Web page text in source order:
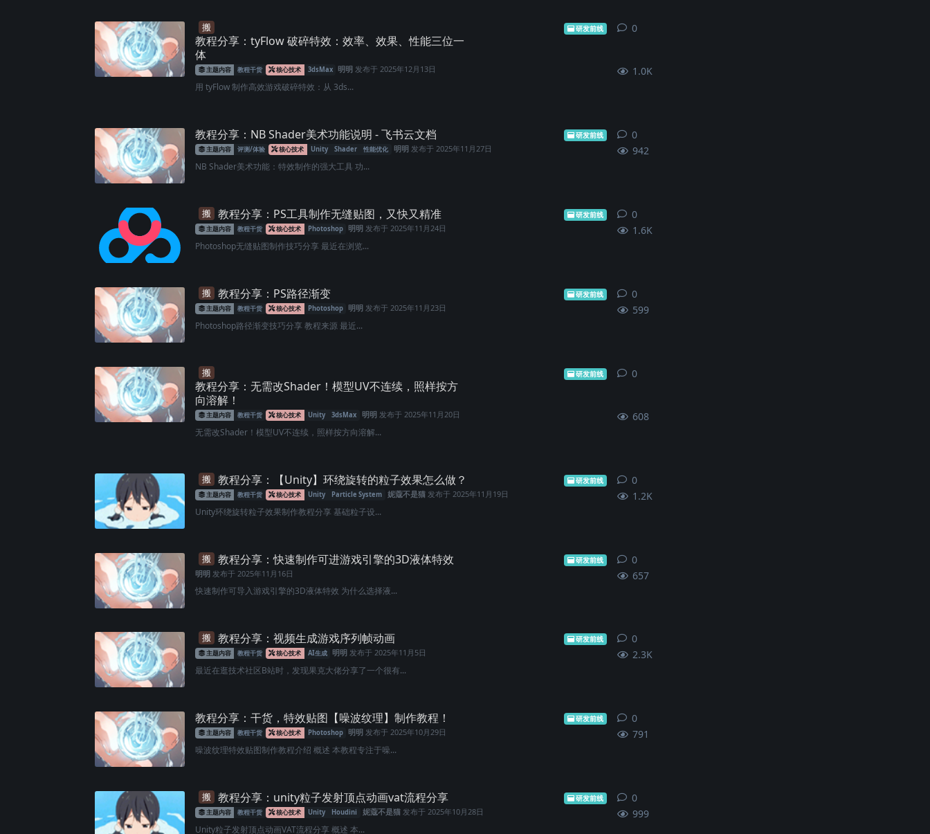
搬
教程分享：tyFlow 破碎特效：效率、效果、性能三位一
体
研发前线
主题内容 教程干货 核心技术 3dsMax 明明 发布于2025年12月13日 1.0K
用 tyFlow 制作高效游戏破碎特效：从 3ds...
0
教程分享：‌⁠⁠‬​​​‌‌​​‍​‌​⁠ ⁠‍​ ​⁠​‌‌‍​​ ​​​⁠​​​ ‍​​​​‌⁠​‬​‍​NB Shader美术功能说明 - 飞书云文档 研发前线
主题内容 评测/体验 核心技术 Unity Shader 性能优化 明明 发布于2025年11月27日 942
NB Shader美术功能：特效制作的强大工具 功...
0
搬 教程分享：PS工具制作无缝贴图，又快又精准 研发前线
主题内容 教程干货 核心技术 Photoshop 明明 发布于2025年11月24日 1.6K
Photoshop无缝贴图制作技巧分享 最近在浏览...
0
搬 教程分享：PS路径渐变 研发前线
主题内容 教程干货 核心技术 Photoshop 明明 发布于2025年11月23日 599
Photoshop路径渐变技巧分享 教程来源 最近...
0
搬
教程分享：无需改Shader！模型UV不连续，照样按方
向溶解！
研发前线
主题内容 教程干货 核心技术 Unity 3dsMax 明明发布于 2025年11月20日 608
无需改Shader！模型UV不连续，照样按方向溶解...
0
搬 教程分享：【Unity】环绕旋转的粒子效果怎么做？ 研发前线
主题内容 教程干货 核心技术 Unity Particle System 妮蔻不是猫发布于 2025年11月19日 1.2K
Unity环绕旋转粒子效果制作教程分享 基础粒子设...
0
搬 教程分享：快速制作可进游戏引擎的3D液体特效 研发前线
明明 发布于 2025年11月16日 657
快速制作可导入游戏引擎的3D液体特效 为什么选择液...
0
搬 教程分享：视频生成游戏序列帧动画 研发前线
主题内容 教程干货 核心技术 AI生成 明明 发布于 2025年11月5日 2.3K
最近在逛技术社区B站时，发现果克大佬分享了一个很有...
0
教程分享：干货，特效贴图【噪波纹理】制作教程！ 研发前线
主题内容 教程干货 核心技术 Photoshop 明明 发布于 2025年10月29日 791
噪波纹理特效贴图制作教程介绍 概述 本教程专注于噪...
0
搬 教程分享：unity粒子发射顶点动画vat流程分享 研发前线
主题内容 教程干货 核心技术 Unity Houdini 妮蔻不是猫发布于 2025年10月28日 999
Unity粒子发射顶点动画VAT流程分享 概述 本...
0